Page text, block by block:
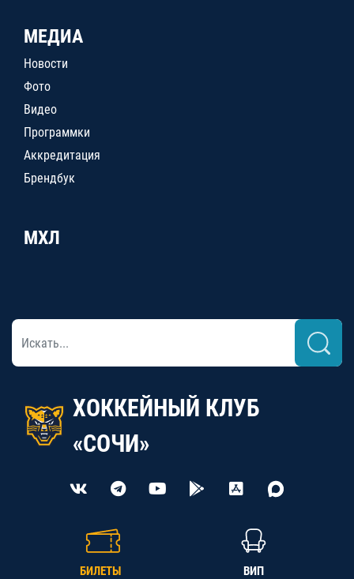
МЕДИА
Новости
Фото
Видео
Программки
Аккредитация
Брендбук
МХЛ
ХОККЕЙНЫЙ КЛУБ
«СОЧИ»
БИЛЕТЫ ВИП